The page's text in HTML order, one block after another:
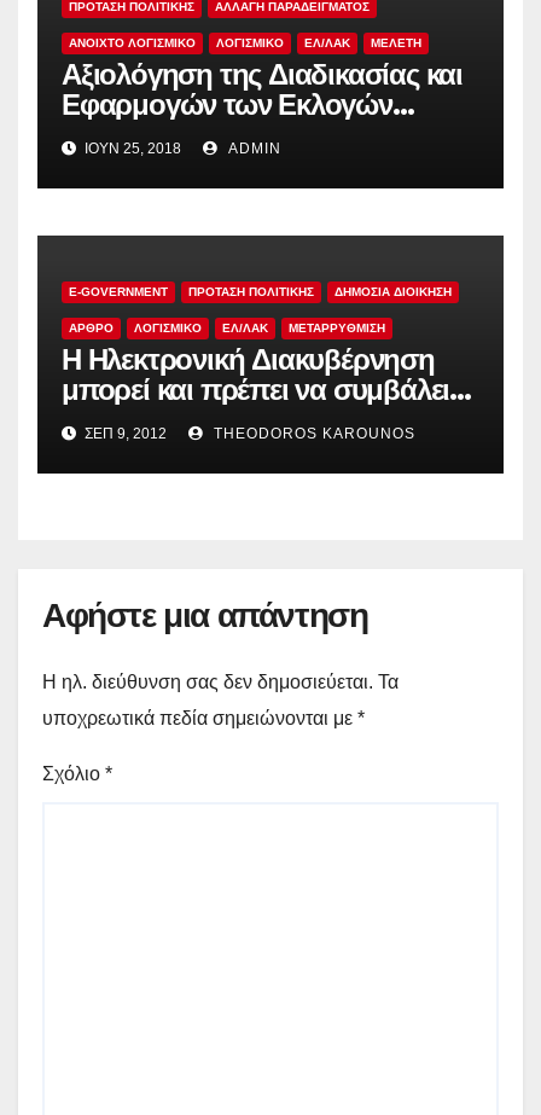
ΠΡΟΤΑΣΗ ΠΟΛΙΤΙΚΗΣ ΑΛΛΑΓΗ ΠΑΡΑΔΕΙΓΜΑΤΟΣ
ΑΝΟΙΧΤΟ ΛΟΓΙΣΜΙΚΟ ΛΟΓΙΣΜΙΚΟ ΕΛ/ΛΑΚ ΜΕΛΕΤΗ
Αξιολόγηση της Διαδικασίας και
Εφαρμογών των Εκλογών
Προέδρου του Νέου Φορέα της
Κεντροαριστεράς, 12 και 19
Νοεμβρίου 2017
ΙΟΎΝ 25, 2018 ADMIN
E-GOVERNMENT ΠΡΟΤΑΣΗ ΠΟΛΙΤΙΚΗΣ ΔΗΜΌΣΙΑ ΔΙΟΊΚΗΣΗ
ΑΡΘΡΟ ΛΟΓΙΣΜΙΚΟ ΕΛ/ΛΑΚ ΜΕΤΑΡΡΥΘΜΙΣΗ
Η Ηλεκτρονική Διακυβέρνηση
μπορεί και πρέπει να συμβάλει
στην αναδιοργάνωση της
Δημόσιας Διοίκησης; Επτά
Προτάσεις.
ΣΕΠ 9, 2012 THEODOROS KAROUNOS
Αφήστε μια απάντηση
Η ηλ. διεύθυνση σας δεν δημοσιεύεται. Τα
υποχρεωτικά πεδία σημειώνονται με *
Σχόλιο *